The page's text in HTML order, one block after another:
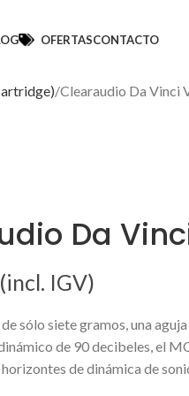
OFERTASCONTACTO
Clearaudio Da Vinci
Da
IGV)
sólo siete gramos, una
de 90 decibeles, el
de dinámica de